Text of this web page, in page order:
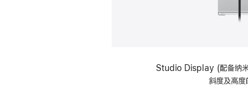
Studio Display (配备纳米
斜度及高度